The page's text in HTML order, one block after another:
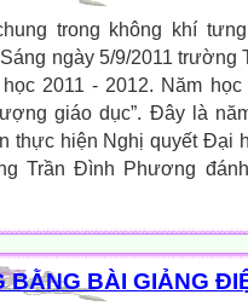
trong không khí
ngày 5/9/2011 trường
2011 - 2012. Năm
giáo dục”. Đây là
thực hiện Nghị quyết Đại
Trần Đình Phương
BẰNG BÀI GIẢNG